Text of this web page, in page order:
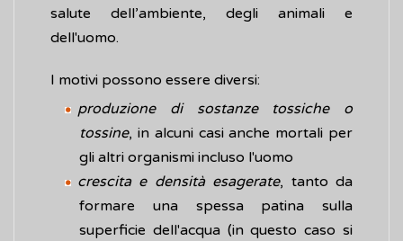
salute dell’ambiente, degli animali e
dell'uomo.
I motivi possono essere diversi:
produzione di sostanze tossiche o
tossine, in alcuni casi anche mortali per
gli altri organismi incluso l'uomo
crescita e densità esagerate, tanto da
formare una spessa patina sulla
superficie dell'acqua (in questo caso si